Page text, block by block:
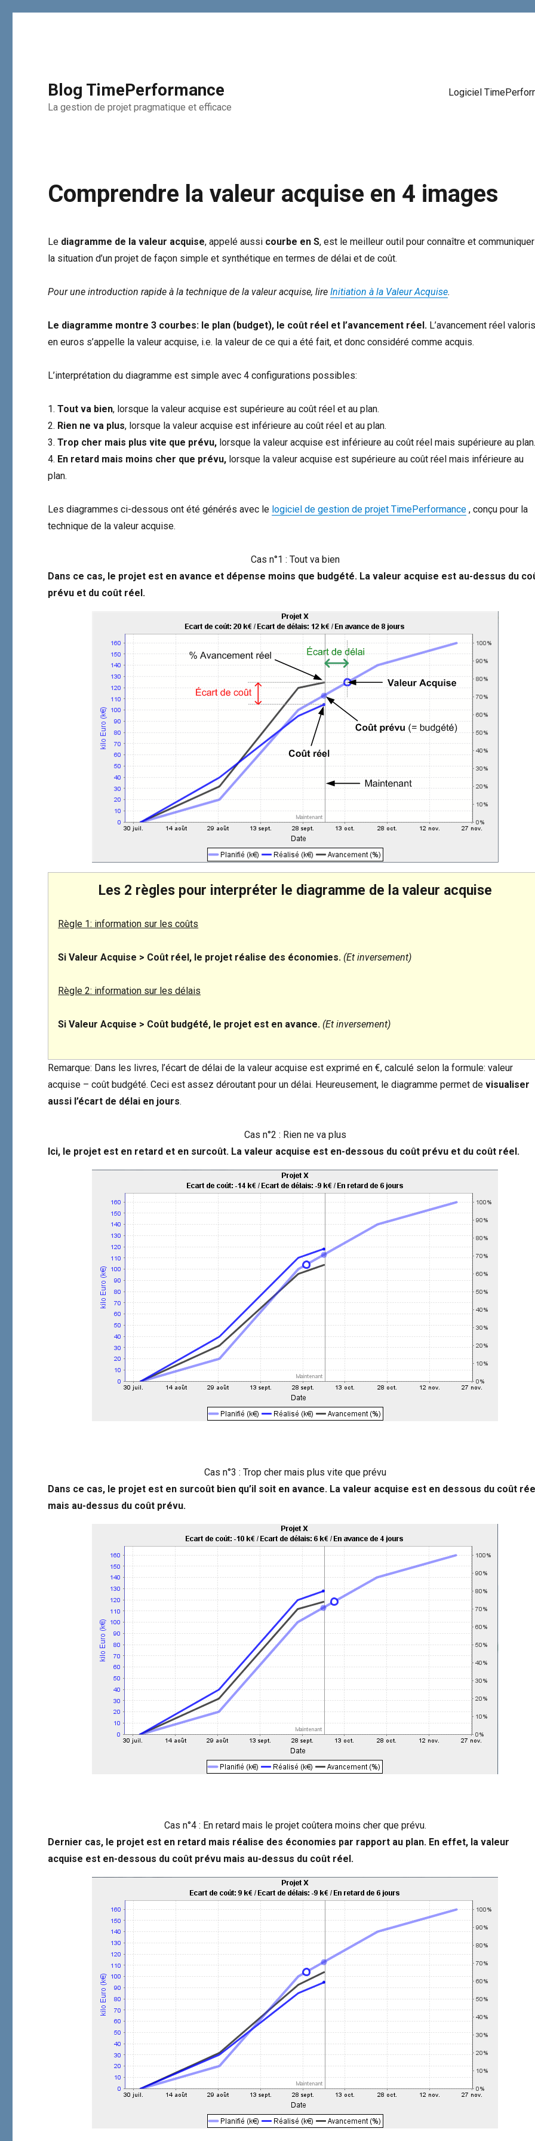
Blog TimePerformance
La gestion de projet pragmatique et efficace
Logiciel
Comprendre la valeur acquise en 4 images
Le diagramme de la valeur acquise, appelé aussi courbe en S, est le meilleur outil pour connaître et communiquer
la situation d’un projet de façon simple et synthétique en termes de délai et de coût.
Pour une introduction rapide à la technique de la valeur acquise, lireInitiation à la Valeur Acquise.
Le diagramme montre 3 courbes: le plan (budget), le coût réel et l’avancement réel. L’avancement réel
en euros s’appelle la valeur acquise, i.e. la valeur de ce qui a été fait, et donc considéré comme acquis.
L’interprétation du diagramme est simple avec 4 configurations possibles:
Tout va bien, lorsque la valeur acquise est supérieure au coût réel et au plan.
Rien ne va plus, lorsque la valeur acquise est inférieure au coût réel et au plan.
Trop cher mais plus vite que prévu, lorsque la valeur acquise est inférieure au coût réel mais supérieure au
En retard mais moins cher que prévu, lorsque la valeur acquise est supérieure au coût réel mais inférieure au
plan.
Les diagrammes ci-dessous ont été générés avec le logiciel de gestion de projet TimePerformance , conçu pour la
technique de la valeur acquise.
Cas n°1 : Tout va bien
Dans ce cas, le projet est en avance et dépense moins que budgété. La valeur acquise est au-dessus du
prévu et du coût réel.
Les 2 règles pour interpréter le diagramme de la valeur acquise
Règle 1: information sur les coûts
Si Valeur Acquise > Coût réel, le projet réalise des économies. (Et inversement)
Règle 2: information sur les délais
Si Valeur Acquise > Coût budgété, le projet est en avance. (Et inversement)
Remarque: Dans les livres, l’écart de délai de la valeur acquise est exprimé en €, calculé selon la formule: valeur
acquise – coût budgété. Ceci est assez déroutant pour un délai. Heureusement, le diagramme permet devisualiser
aussi l’écart de délai en jours.
Cas n°2 : Rien ne va plus
Ici, le projet est en retard et en surcoût. La valeur acquise est en-dessous du coût prévu et du coût réel .
Cas n°3 : Trop cher mais plus vite que prévu
Dans ce cas, le projet est en surcoût bien qu’il soit en avance. La valeur acquise est en dessous du coût
mais au-dessus du coût prévu.
Cas n°4 : En retard mais le projet coûtera moins cher que prévu.
Dernier cas, le projet est en retard mais réalise des économies par rapport au plan. En effet, la valeur
acquise est en-dessous du coût prévu mais au-dessus du coût réel.